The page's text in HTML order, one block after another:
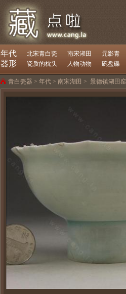
年代 北宋青白瓷 南宋湖田 元影青
器形 瓷质的枕头 人物动物 碗盘碟
青白瓷器 > 年代 > 南宋湖田 > 景德镇湖田